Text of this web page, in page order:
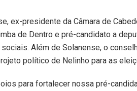
ex-presidente da Câmara de
de Dentro e pré-candidato a
Além de Solanense, o
político de Nelinho para as
para fortalecer nossa pré-